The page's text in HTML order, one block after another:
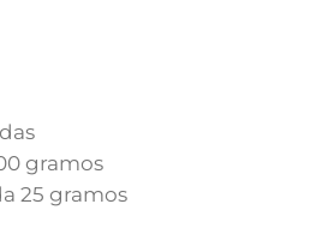
gramos
25 gramos